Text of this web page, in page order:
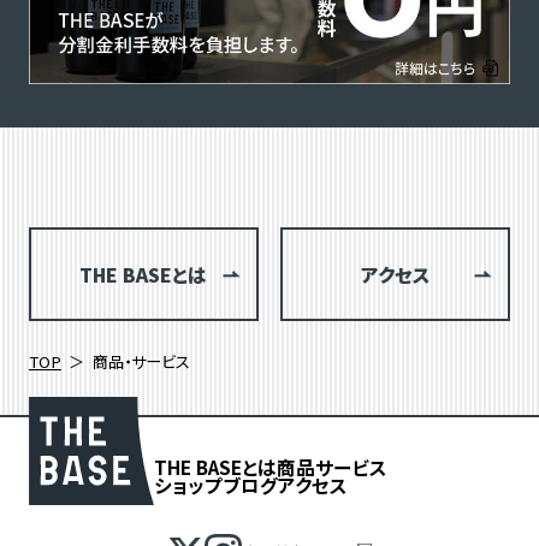
THE BASEとは アクセス
TOP 商品・サービス
THE BASEとは商品サービス
ショップブログアクセス